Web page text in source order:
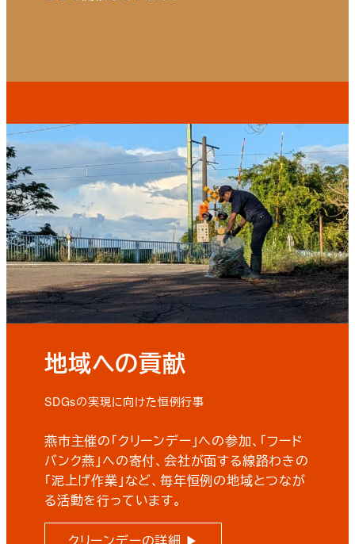
地域への貢献
SDGsの実現に向けた恒例行事
燕市主催の「クリーンデー」への参加、「フード
バンク燕」への寄付、会社が面する線路わきの
「泥上げ作業」など、毎年恒例の地域とつなが
る活動を行っています。